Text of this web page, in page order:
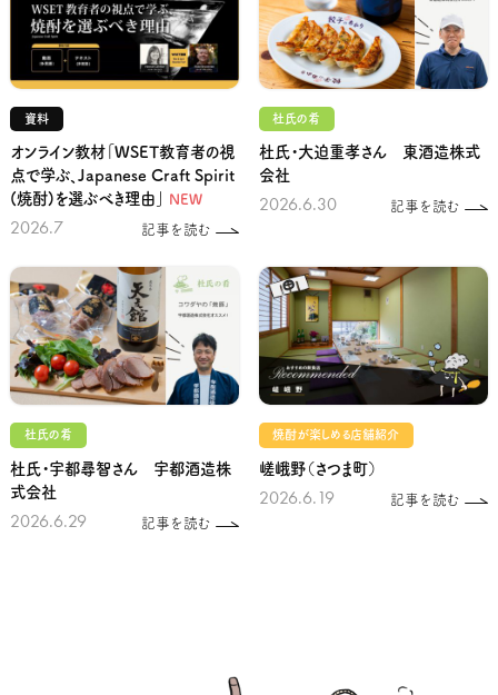
資料
オンライン教材「WSET教育者の視
点で学ぶ、Japanese Craft Spirit
(焼酎)を選ぶべき理由」
NEW
2026.7 記事を読む
杜氏の肴
杜氏・大迫重孝さん 東酒造株式
会社
2026.6.30 記事を読む
杜氏の肴
杜氏・宇都尋智さん 宇都酒造株
式会社
2026.6.29 記事を読む
焼酎が楽しめる店舗紹介
嵯峨野（さつま町）
2026.6.19 記事を読む